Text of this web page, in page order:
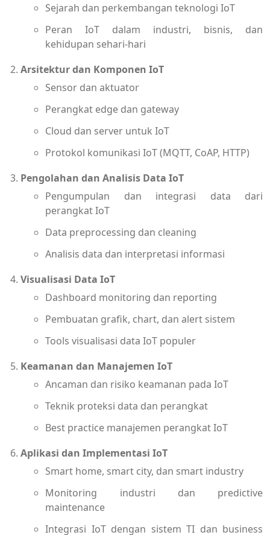
Sejarah dan perkembangan teknologi IoT
Peran IoT dalam industri, bisnis, dan
kehidupan sehari-hari
Arsitektur dan Komponen IoT
Sensor dan aktuator
Perangkat edge dan gateway
Cloud dan server untuk IoT
Protokol komunikasi IoT (MQTT, CoAP, HTTP)
Pengolahan dan Analisis Data IoT
Pengumpulan dan integrasi data dari
perangkat IoT
Data preprocessing dan cleaning
Analisis data dan interpretasi informasi
Visualisasi Data IoT
Dashboard monitoring dan reporting
Pembuatan grafik, chart, dan alert sistem
Tools visualisasi data IoT populer
Keamanan dan Manajemen IoT
Ancaman dan risiko keamanan pada IoT
Teknik proteksi data dan perangkat
Best practice manajemen perangkat IoT
Aplikasi dan Implementasi IoT
Smart home, smart city, dan smart industry
Monitoring industri dan predictive
maintenance
Integrasi IoT dengan sistem TI dan business